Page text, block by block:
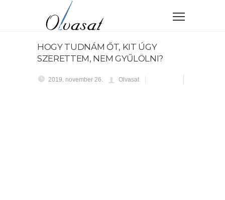
HOGY TUDNÁM ŐT, KIT ÚGY
SZERETTEM, NEM GYŰLÖLNI?
2019. november 26. Olvasat